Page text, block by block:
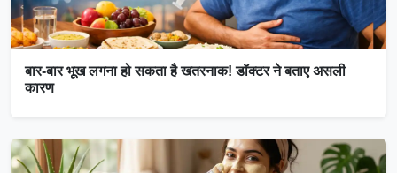
बार-बार भूख लगना हो सकता है खतरनाक! डॉक्टर ने बताए असली
कारण